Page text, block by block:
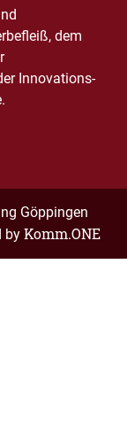
dem
Innovations-
Göppingen
by Komm.ONE